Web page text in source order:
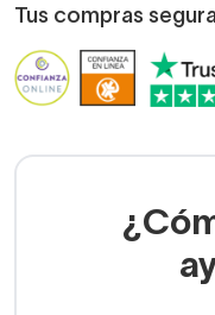
Tus compras